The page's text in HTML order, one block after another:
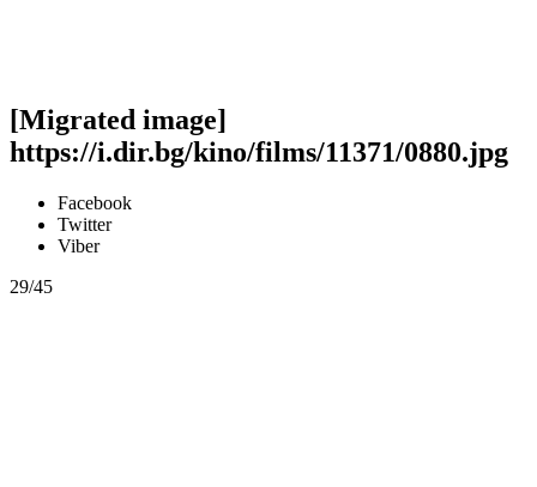
[Migrated image]
https://i.dir.bg/kino/films/11371/0880.jpg
Facebook
Twitter
Viber
29/45